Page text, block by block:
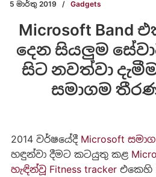
5 මාර්තු 2019 / Gadgets
Microsoft Band
දෙන සියලුම
සිට නවත්වා
සමාගම
2014 වර්ෂයේදී Microsoft
හඳුන්වා දීමට කටයුතු කළ
හැඳින්වූ Fitness trackerඑකෙහි